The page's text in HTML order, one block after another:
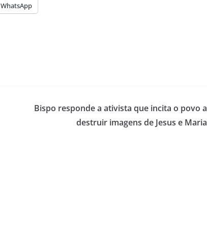
WhatsApp
Bispo responde a ativista que incita o povo a
destruir imagens de Jesus e Maria